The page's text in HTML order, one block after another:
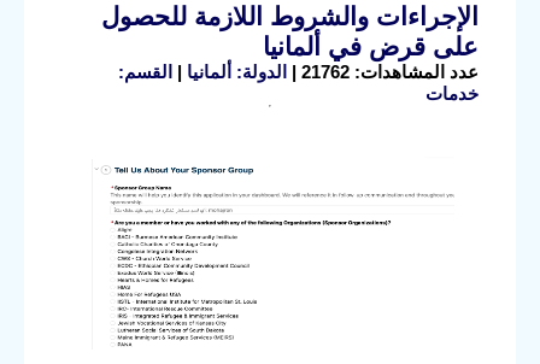
الإجراءات والشروط اللازمة للحصول
على قرض في ألمانيا
عدد المشاهدات: 21762 | الدولة: ألمانيا | القسم:
خدمات